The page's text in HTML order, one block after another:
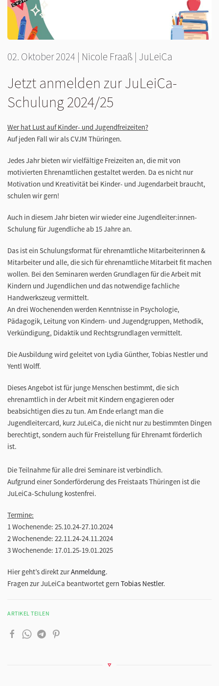
02. Oktober 2024 | Nicole Fraaß | JuLeiCa
Jetzt anmelden zur JuLeiCa-
Schulung 2024/25
Wer hat Lust auf Kinder- und Jugendfreizeiten?
Auf jeden Fall wir als CVJM Thüringen.
Jedes Jahr bieten wir vielfältige Freizeiten an, die mit von
motivierten Ehrenamtlichen gestaltet werden. Da es nicht nur
Motivation und Kreativität bei Kinder- und Jugendarbeit braucht,
schulen wir gern!
Auch in diesem Jahr bieten wir wieder eine Jugendleiter:innen-
Schulung für Jugendliche ab 15 Jahre an.
Das ist ein Schulungsformat für ehrenamtliche Mitarbeiterinnen &
Mitarbeiter und alle, die sich für ehrenamtliche Mitarbeit fit machen
wollen. Bei den Seminaren werden Grundlagen für die Arbeit mit
Kindern und Jugendlichen und das notwendige fachliche
Handwerkszeug vermittelt.
An drei Wochenenden werden Kenntnisse in Psychologie,
Pädagogik, Leitung von Kindern- und Jugendgruppen, Methodik,
Verkündigung, Didaktik und Rechtsgrundlagen vermittelt.
Die Ausbildung wird geleitet von Lydia Günther, Tobias Nestler und
Yentl Wolff.
Dieses Angebot ist für junge Menschen bestimmt, die sich
ehrenamtlich in der Arbeit mit Kindern engagieren oder
beabsichtigen dies zu tun. Am Ende erlangt man die
Jugendleitercard, kurz JuLeiCa, die nicht nur zu bestimmten Dingen
berechtigt, sondern auch für Freistellung für Ehrenamt förderlich
ist.
Die Teilnahme für alle drei Seminare ist verbindlich.
Aufgrund einer Sonderförderung des Freistaats Thüringen ist die
JuLeiCa-Schulung kostenfrei.
Termine:
1 Wochenende: 25.10.24-27.10.2024
2 Wochenende: 22.11.24-24.11.2024
3 Wochenende: 17.01.25-19.01.2025
Hier geht’s direkt zurAnmeldung.
Fragen zur JuLeiCa beantwortet gern Tobias Nestler.
ARTIKEL TEILEN